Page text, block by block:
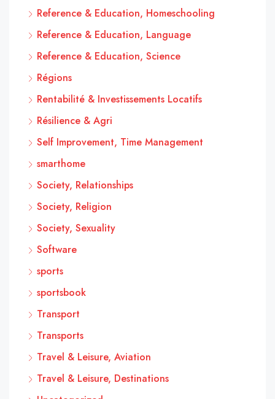
Reference & Education, Homeschooling
Reference & Education, Language
Reference & Education, Science
Régions
Rentabilité & Investissements Locatifs
Résilience & Agri
Self Improvement, Time Management
smarthome
Society, Relationships
Society, Religion
Society, Sexuality
Software
sports
sportsbook
Transport
Transports
Travel & Leisure, Aviation
Travel & Leisure, Destinations